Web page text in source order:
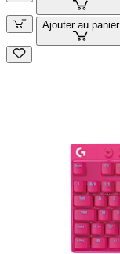
Ajouter au panier